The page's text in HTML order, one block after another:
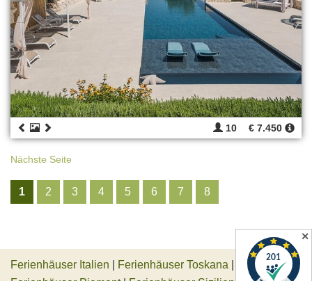
10 € 7.450
Nächste Seite
1 2 3 4 5 6 7 8
Ferienhäuser Italien Ferienhäuser Toskana
✕